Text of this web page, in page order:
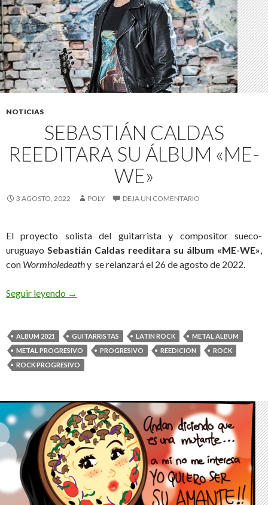
NOTICIAS
SEBASTIÁN CALDAS
REEDITARA SU ÁLBUM «ME-
WE»
3 AGOSTO, 2022 POLY DEJA UN COMENTARIO
El proyecto solista del guitarrista y compositor sueco-
uruguayo Sebastián Caldas reeditara su álbum «ME-WE»
con Wormholedeathy se relanzará el 26 de agosto de 2022.
Seguir leyendo Sebastián Caldas Reeditara su álbum «ME-WE»
→
ALBUM 2021 GUITARRISTAS LATIN ROCK
METAL ALBUM
METAL PROGRESIVO
PROGRESIVO REEDICION
ROCK
ROCK PROGRESIVO